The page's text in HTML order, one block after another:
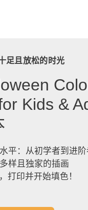
足且放松的时光
Kids &
平：从初学者到进阶
样且独家的插画
打印并开始填色！